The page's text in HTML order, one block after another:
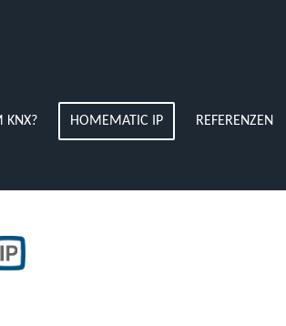
KNX? HOMEMATIC IP REFERENZEN